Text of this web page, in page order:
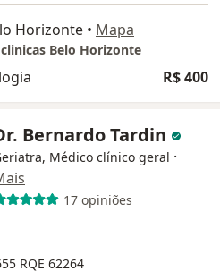
Horizonte • Mapa
Belo Horizonte
R$ 400
Bernardo Tardin
Médico clínico geral ·
17 opiniões
RQE 62264